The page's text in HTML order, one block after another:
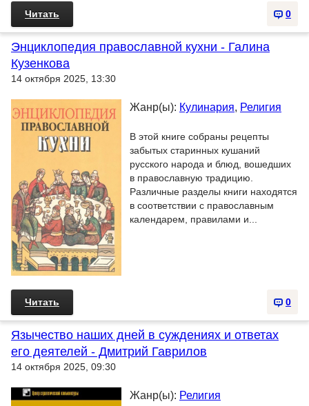
0
Читать
Энциклопедия православной кухни - Галина
Кузенкова
14 октября 2025, 13:30
Жанр(ы): Кулинария, Религия
В этой книге собраны рецепты
забытых старинных кушаний
русского народа и блюд, вошедших
в православную традицию.
Различные разделы книги находятся
в соответствии с православным
календарем, правилами и...
0
Читать
Язычество наших дней в суждениях и ответах
его деятелей - Дмитрий Гаврилов
14 октября 2025, 09:30
Жанр(ы): Религия